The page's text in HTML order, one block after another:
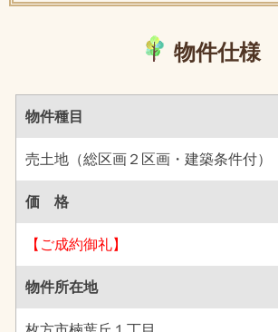
物件仕様
物件種目
売土地（総区画２区画・建築条件付）
価 格
【ご成約御礼】
物件所在地